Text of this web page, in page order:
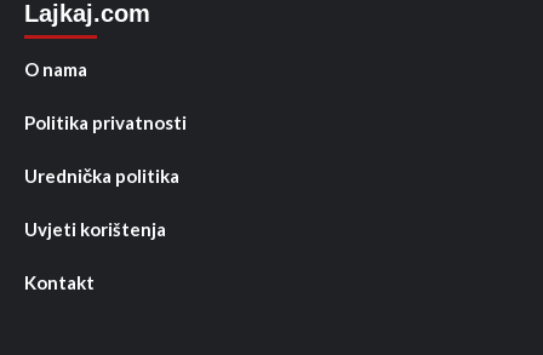
Lajkaj.com
O nama
Politika privatnosti
Urednička politika
Uvjeti korištenja
Kontakt